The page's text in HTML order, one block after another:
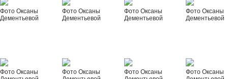
Фото Оксаны
Дементьевой
Фото Оксаны
Дементьевой
Фото Оксаны
Дементьевой
Фото Оксаны
Дементьевой
Фото Оксаны
Фото Оксаны
Фото Оксаны
Фото Оксаны